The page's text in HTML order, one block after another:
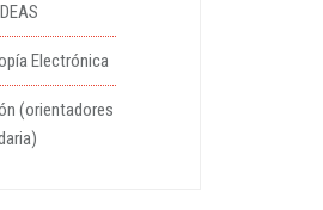
Electrónica
(orientadores